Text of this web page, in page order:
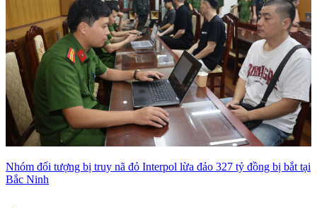
Nhóm đối tượng bị truy nã đỏ Interpol lừa đảo 327 tỷ đồng bị bắt tại
Bắc Ninh